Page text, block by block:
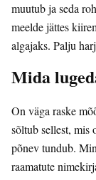
muutub ja seda
meelde jättes
algajaks. Palju
Mida
On väga raske
sõltub sellest, mis
põnev tundub.
raamatute